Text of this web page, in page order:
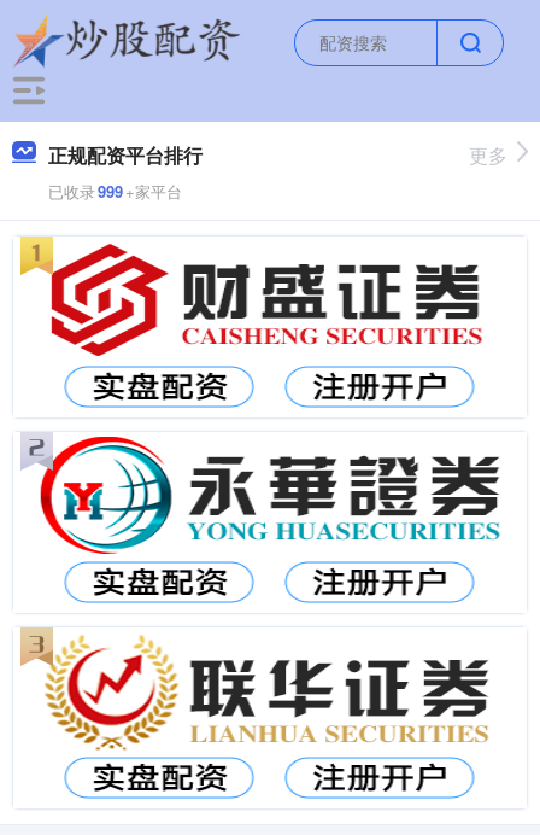
正规配资平台排行
已收录999+家平台
更多